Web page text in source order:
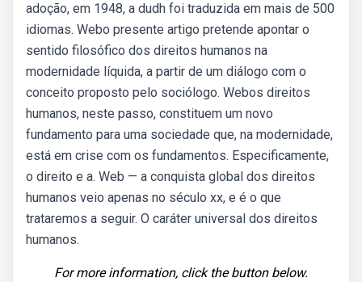
adoção, em 1948, a dudh foi traduzida em mais de 500
idiomas. Webo presente artigo pretende apontar o
sentido filosófico dos direitos humanos na
modernidade líquida, a partir de um diálogo com o
conceito proposto pelo sociólogo. Webos direitos
humanos, neste passo, constituem um novo
fundamento para uma sociedade que, na modernidade,
está em crise com os fundamentos. Especificamente,
o direito e a. Web — a conquista global dos direitos
humanos veio apenas no século xx, e é o que
trataremos a seguir. O caráter universal dos direitos
humanos.
For more information, click the button below.